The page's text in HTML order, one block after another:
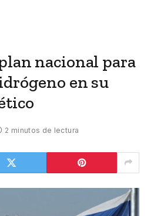
nacional para
en su
2 minutos de lectura